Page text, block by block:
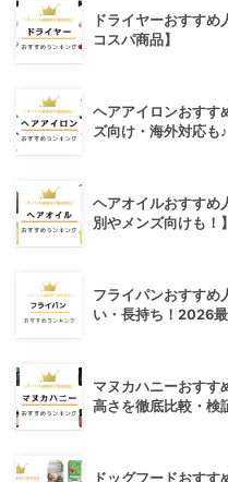
ドライヤーおすすめ
コスパ商品】
ヘアアイロンおすす
ズ向け・海外対応も♪
ヘアオイルおすすめ
別やメンズ向けも！】
フライパンおすすめ
い・長持ち！2026最
マヌカハニーおすす
高さを徹底比較・検
ドッグフードおす